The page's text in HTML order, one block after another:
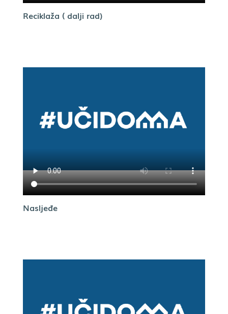
Reciklaža ( dalji rad)
Nasljeđe